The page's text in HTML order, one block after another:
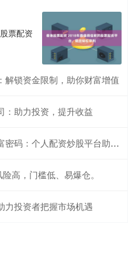
票配资
解锁资金限制，助你财富增值
：助力投资，提升收益
个人配资炒股平台助你赢战股市
高，门槛低、易爆仓。
力投资者把握市场机遇